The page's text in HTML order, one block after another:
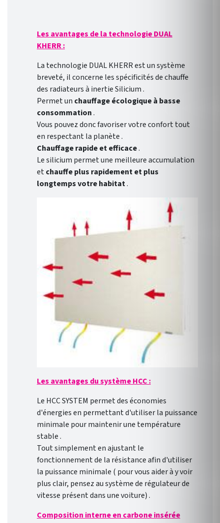
Les avantages de la technologie DUAL
KHERR :
La technologie DUAL KHERR est un système
breveté, il concerne les spécificités de chauffe
des radiateurs à inertie Silicium .
Permet un chauffage écologique à basse
consommation.
Vous pouvez donc favoriser votre confort tout
en respectant la planète .
Chauffage rapide et efficace.
Le silicium permet une meilleure accumulation
etchauffe plus rapidement et plus
longtemps votre habitat.
Les avantages du système HCC :
Le HCC SYSTEM permet des économies
d'énergies en permettant d'utiliser la puissance
minimale pour maintenir une température
stable .
Tout simplement en ajustant le
fonctionnement de la résistance afin d'utiliser
la puissance minimale ( pour vous aider à y voir
plus clair, pensez au système de régulateur de
vitesse présent dans une voiture) .
Composition interne en carbone insérée